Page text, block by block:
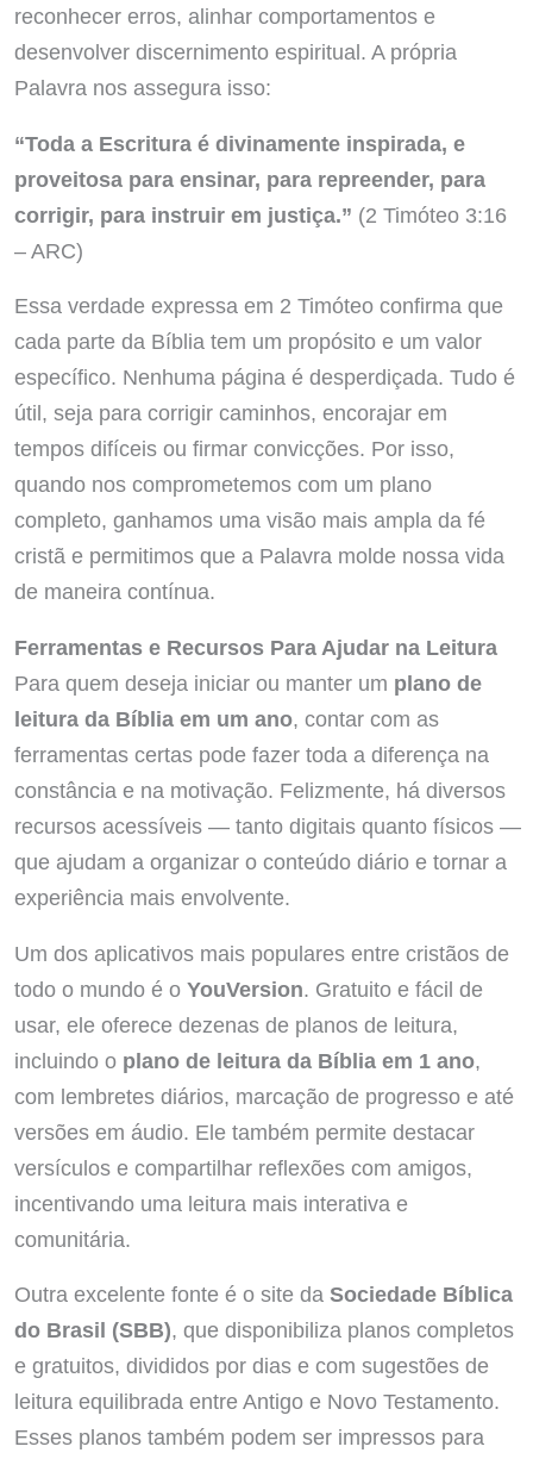
reconhecer erros, alinhar comportamentos e
desenvolver discernimento espiritual. A própria
Palavra nos assegura isso:
“Toda a Escritura é divinamente inspirada, e
proveitosa para ensinar, para repreender, para
corrigir, para instruir em justiça.” (2 Timóteo 3:16
– ARC)
Essa verdade expressa em 2 Timóteo confirma que
cada parte da Bíblia tem um propósito e um valor
específico. Nenhuma página é desperdiçada. Tudo é
útil, seja para corrigir caminhos, encorajar em
tempos difíceis ou firmar convicções. Por isso,
quando nos comprometemos com um plano
completo, ganhamos uma visão mais ampla da fé
cristã e permitimos que a Palavra molde nossa vida
de maneira contínua.
Ferramentas e Recursos Para Ajudar na Leitura
Para quem deseja iniciar ou manter um plano de
leitura da Bíblia em um ano, contar com as
ferramentas certas pode fazer toda a diferença na
constância e na motivação. Felizmente, há diversos
recursos acessíveis — tanto digitais quanto físicos —
que ajudam a organizar o conteúdo diário e tornar a
experiência mais envolvente.
Um dos aplicativos mais populares entre cristãos de
todo o mundo é o YouVersion. Gratuito e fácil de
usar, ele oferece dezenas de planos de leitura,
incluindo o plano de leitura da Bíblia em 1 ano,
com lembretes diários, marcação de progresso e até
versões em áudio. Ele também permite destacar
versículos e compartilhar reflexões com amigos,
incentivando uma leitura mais interativa e
comunitária.
Outra excelente fonte é o site da Sociedade Bíblica
do Brasil (SBB), que disponibiliza planos completos
e gratuitos, divididos por dias e com sugestões de
leitura equilibrada entre Antigo e Novo Testamento.
Esses planos também podem ser impressos para